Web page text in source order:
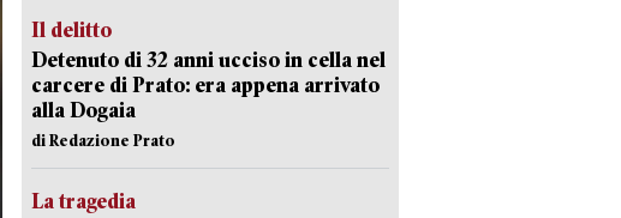
Il delitto
Detenuto di 32 anni ucciso in cella nel
carcere di Prato: era appena arrivato
alla Dogaia
di Redazione Prato
La tragedia